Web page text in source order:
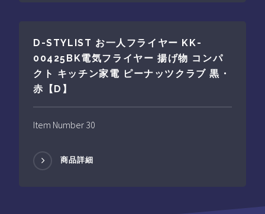
D-STYLIST お一人フライヤー KK-
00425BK電気フライヤー 揚げ物 コンパ
クト キッチン家電 ピーナッツクラブ 黒・
赤【D】
Item Number 30
商品詳細